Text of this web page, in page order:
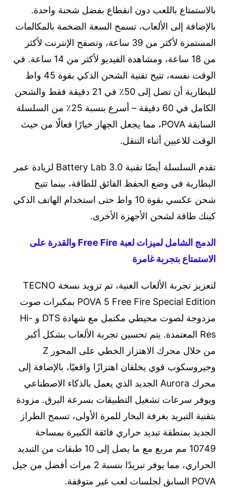
بالاستمتاع باللعب دون انقطاع بفضل شحنة واحدة.
بالإضافة إلى الألعاب، تسمح السعة الضخمة بالمكالمات
المستمرة لأكثر من 39 ساعة، وتصفح الإنترنت لأكثر
من 18 ساعة، ومشاهدة الفيديو لأكثر من 14 ساعة. في
الوقت نفسه، تتيح تقنية الشحن الذكي بقوة 45 واط
للبطارية أن تصل إلى 50٪ في 21 دقيقة فقط والشحن
الكامل في 60 دقيقة – أسرع بنسبة 25٪ من السلسلة
السابقة POVA، مما يجعل الجهاز خيارًا فعالًا من حيث
الوقت للاعبين أثناء التنقل.
تقدم السلسلة أيضًا تقنية Battery Lab 3.0 لزيادة عمر
البطارية في وضع الحفظ الفائق للطاقة، بينما تتيح
شحن عكسي بقوة 10 واط حتى استخدام الهاتف الذكي
كبنك طاقة لشحن الأجهزة الأخرى.
الدمج الشامل لميزات لعبة Free Fire والقدرة على
الاستمتاع بتجربة غامرة
لتعزيز تجربة الألعاب الغنية، تم تزويد نسخة TECNO
POVA 5 Free Fire Special Edition بمكبرات صوت
مزدوجة لصوت محيطي مكتمل مع شهادة DTS و Hi-
Res المعتمدة. يتم تحسين تجربة الألعاب بشكل أكبر
من خلال محرك الاهتزاز الخطي على المحور Z
وجيروسكوب قوي يخلقان اهتزازًا واقعيًا، بالإضافة إلى
محرك Aurora الجديد الذي يعمل بالذكاء الاصطناعي
ويوفر سرعات تشغيل التطبيقات بسرعة البرق. مزودة
بتقنية التبريد بغرفة البخار للمرة الأولى، تسمح الطراز
الجديد بمنطقة تبديد حراري فائقة الكبيرة بمساحة
10749 مم مربع مع ما يصل إلى 10 طبقات من التبديد
الحراري، مما يوفر تبريدًا بنسبة 2 مرات أفضل من جيل
POVA السابق لجلسات لعب غير متوقفة.